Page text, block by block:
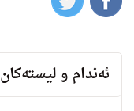
ئه‌ندام و لیسته‌كان